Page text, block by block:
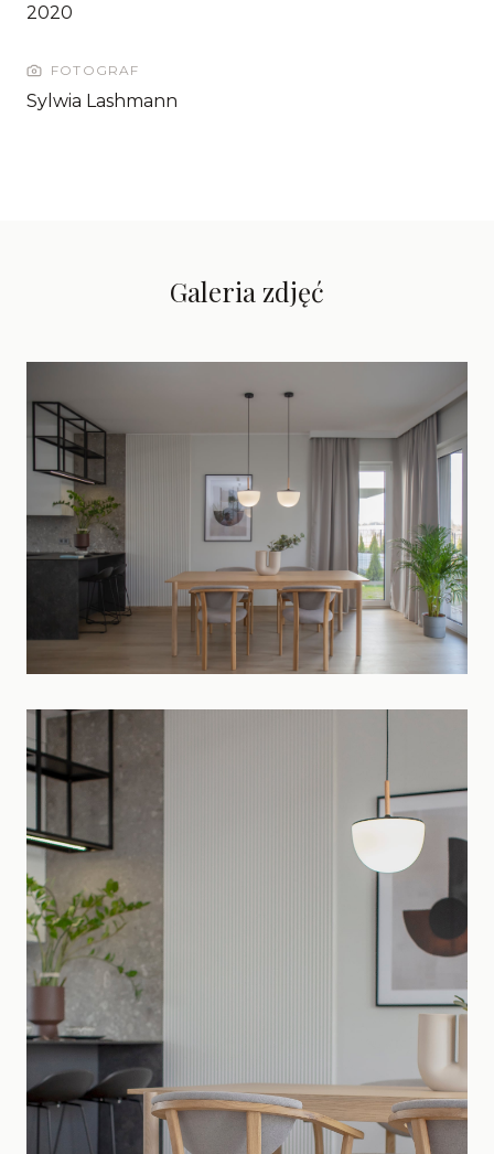
2020
FOTOGRAF
Sylwia Lashmann
Galeria zdjęć